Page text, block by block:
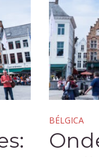
BÉLGICA